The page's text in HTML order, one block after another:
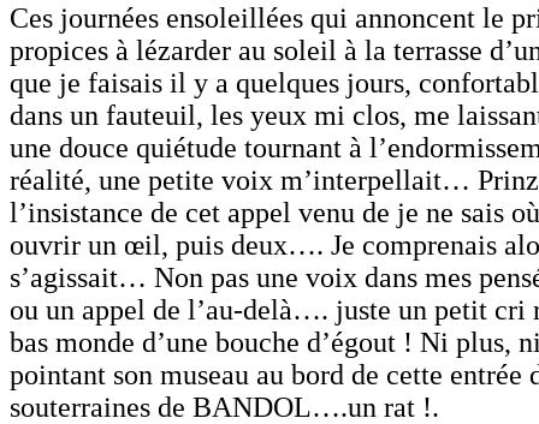
Ces journées ensoleillées qui annoncent le
propices à lézarder au soleil à la terrasse
que je faisais il y a quelques jours,
dans un fauteuil, les yeux mi clos, me
une douce quiétude tournant à
réalité, une petite voix m’interpellait…
l’insistance de cet appel venu de je ne sais
ouvrir un œil, puis deux…. Je comprenais
s’agissait… Non pas une voix dans mes
ou un appel de l’au-delà…. juste un petit cri
bas monde d’une bouche d’égout ! Ni plus,
pointant son museau au bord de cette entrée
souterraines de BANDOL….un rat !.